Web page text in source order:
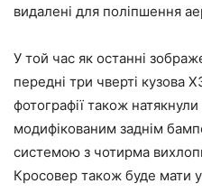
видалені для поліпшення
У той час як останні
передні три чверті кузова
фотографії також
модифікованим заднім
системою з чотирма
Кросовер також буде мати